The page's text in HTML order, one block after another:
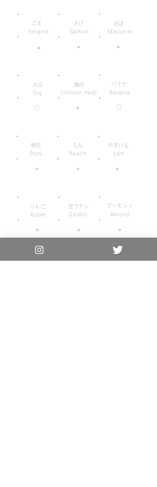
Sesame
ごま
×
Salmon
さけ
×
Mackerel
さば
×
Soy
大豆
○
Chicken meat
鶏肉
×
Banana
バナナ
○
豚肉
Pork
×
もも
Peach
×
Yam
やまいも
×
Apple
りんご
×
Gelatin
ゼラチン
×
Almond
アーモンド
×